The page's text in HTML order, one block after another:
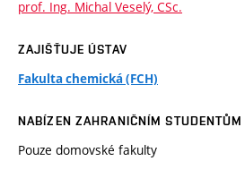
prof. Ing. Michal Veselý, CSc.
ZAJIŠŤUJE ÚSTAV
Fakulta chemická (FCH)
NABÍZEN ZAHRANIČNÍM STUDENTŮM
Pouze domovské fakulty